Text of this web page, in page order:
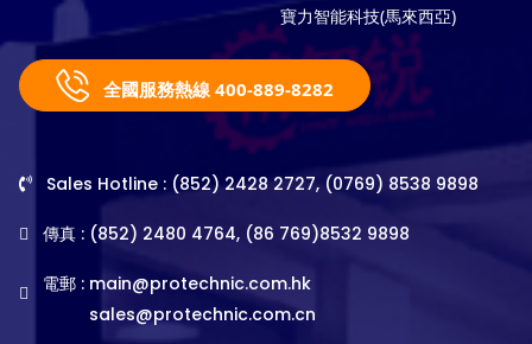
寶力智能科技(馬來西亞)
全國服務熱線 400-889-8282
Sales Hotline : (852) 2428 2727, (0769) 8538 9898
傳真 : (852) 2480 4764, (86 769)8532 9898
電郵 : main@protechnic.com.hk
sales@protechnic.com.cn